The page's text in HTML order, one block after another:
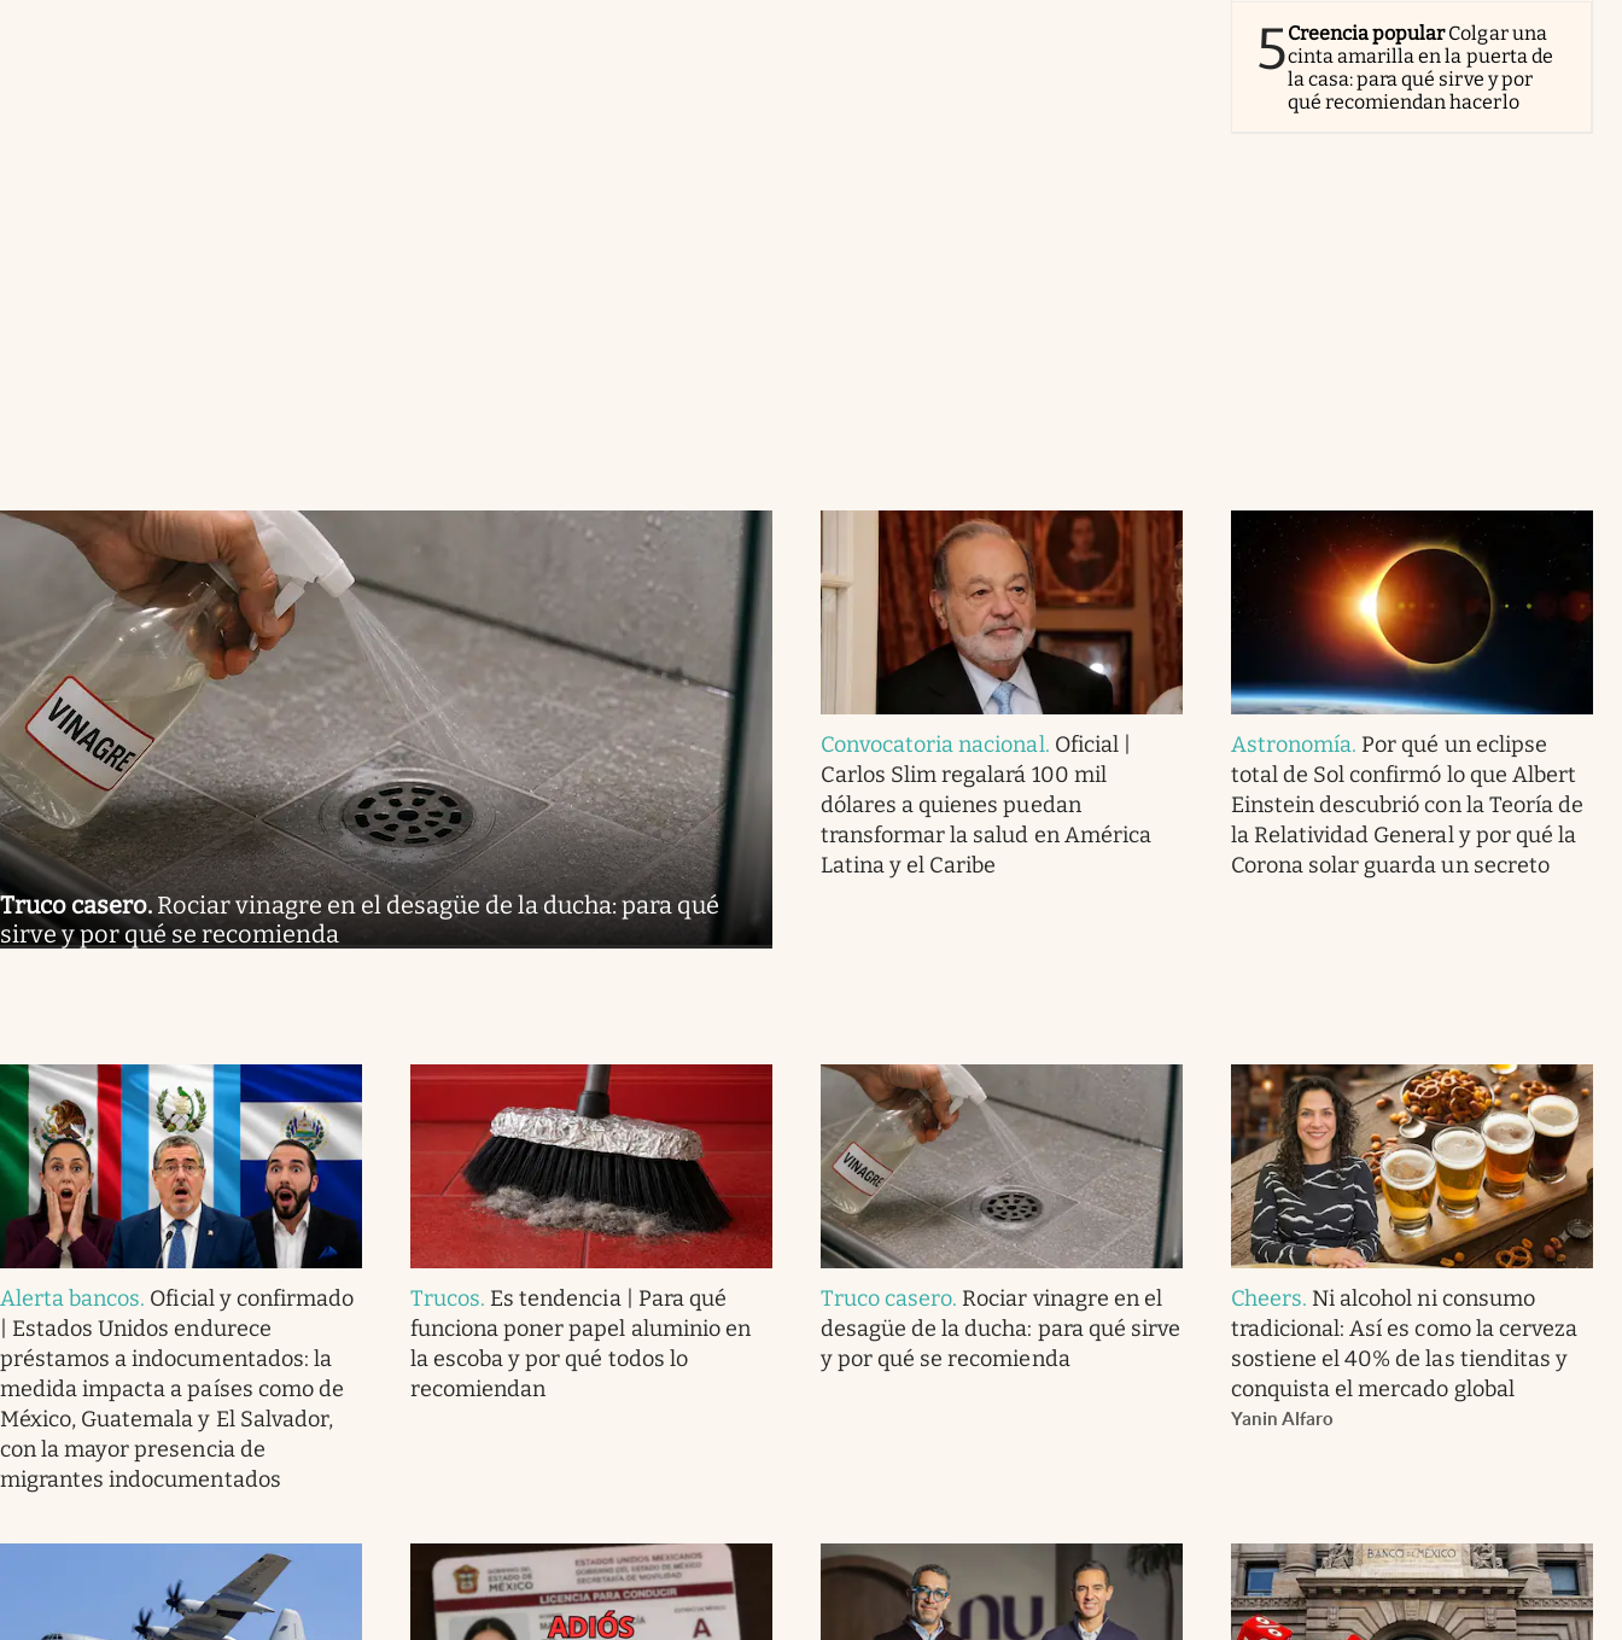
5Creencia popularColgar una
cinta amarilla en la puerta de
la casa: para qué sirve y por
qué recomiendan hacerlo
Truco casero. Rociar vinagre en el desagüe de la ducha: para qué
sirve y por qué se recomienda
Convocatoria nacional. Oficial |
Carlos Slim regalará 100 mil
dólares a quienes puedan
transformar la salud en América
Latina y el Caribe
Astronomía. Por qué un eclipse
total de Sol confirmó lo que Albert
Einstein descubrió con la Teoría de
la Relatividad General y por qué la
Corona solar guarda un secreto
Alerta bancos. Oficial y confirmado
| Estados Unidos endurece
préstamos a indocumentados: la
medida impacta a países como de
México, Guatemala y El Salvador,
con la mayor presencia de
migrantes indocumentados
Trucos. Es tendencia | Para qué
funciona poner papel aluminio en
la escoba y por qué todos lo
recomiendan
Truco casero. Rociar vinagre en el
desagüe de la ducha: para qué sirve
y por qué se recomienda
Cheers. Ni alcohol ni consumo
tradicional: Así es como la cerveza
sostiene el 40% de las tienditas y
conquista el mercado global
Yanin Alfaro